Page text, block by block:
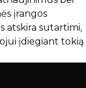
įrangos
atskira sutartimi,
įdiegiant tokią